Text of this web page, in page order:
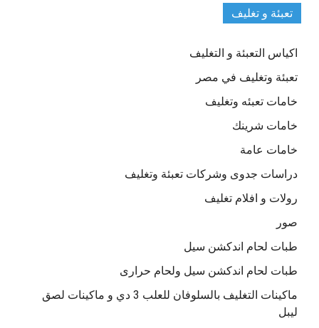
تعبئة و تغليف
اكياس التعبئة و التغليف
تعبئة وتغليف في مصر
خامات تعبئه وتغليف
خامات شرينك
خامات عامة
دراسات جدوى وشركات تعبئة وتغليف
رولات و افلام تغليف
صور
طبات لحام اندكشن سيل
طبات لحام اندكشن سيل ولحام حرارى
ماكينات التغليف بالسلوفان للعلب 3 دي و ماكينات لصق
ليبل